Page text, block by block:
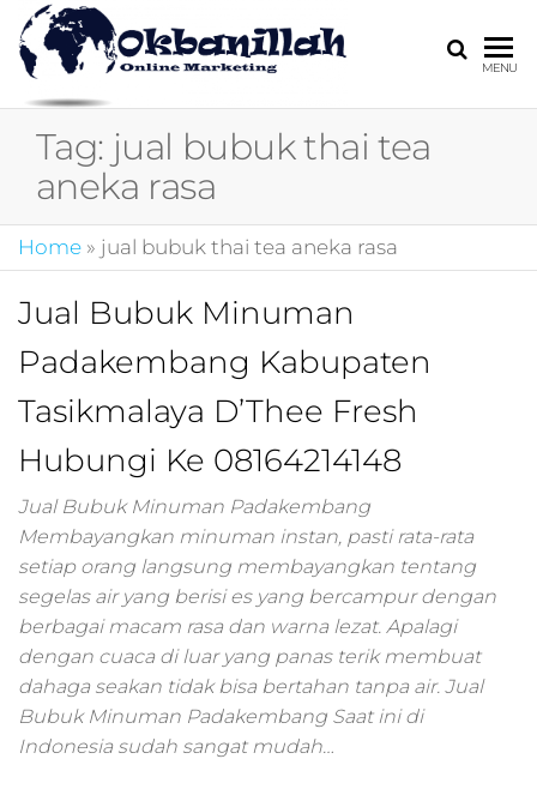
HARGA
MIRING
4.0,jasa digital
kotler,performance
digital,bisnis digital
4.0,branding
digital,marketing
media,promosi
pemasaran
smm,media
digital,jasa digital
marketing
terbaik,marketing
online offline,jasa
digital marketing
murah,marketing
MENU
Tag: jual bubuk thai tea
aneka rasa
Home » jual bubuk thai tea aneka rasa
Jual Bubuk Minuman
Padakembang Kabupaten
Tasikmalaya D’Thee Fresh
Hubungi Ke 08164214148
Jual Bubuk Minuman Padakembang
Membayangkan minuman instan, pasti rata-rata
setiap orang langsung membayangkan tentang
segelas air yang berisi es yang bercampur dengan
berbagai macam rasa dan warna lezat. Apalagi
dengan cuaca di luar yang panas terik membuat
dahaga seakan tidak bisa bertahan tanpa air. Jual
Bubuk Minuman Padakembang Saat ini di
Indonesia sudah sangat mudah…